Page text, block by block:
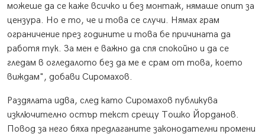
можеше да се каже всичко и без монтаж, нямаше опит за
цензура. Но е то, че и това се случи. Нямах грам
ограничение през годините и това бе причината да
работя тук. За мен е важно да спя спокойно и да се
гледам в огледалото без да ме е срам от това, което
виждам", добави Сиромахов.
Раздялата идва, след като Сиромахов публикува
изключително остър текст срещу Тошко Йорданов.
Повод за него бяха предлаганите законодателни промени